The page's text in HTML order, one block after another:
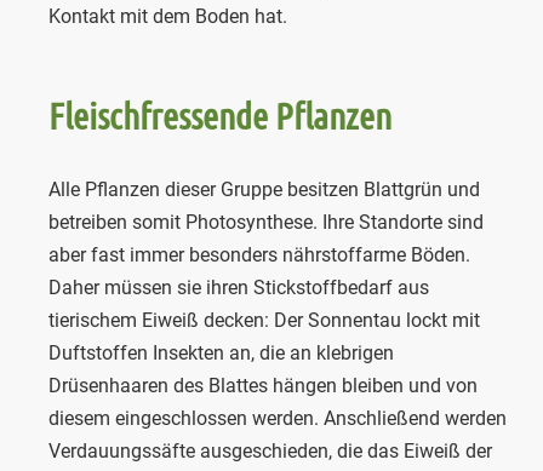
Kontakt mit dem Boden hat.
Fleischfressende Pflanzen
Alle Pflanzen dieser Gruppe besitzen Blattgrün und
betreiben somit Photosynthese. Ihre Standorte sind
aber fast immer besonders nährstoffarme Böden.
Daher müssen sie ihren Stickstoffbedarf aus
tierischem Eiweiß decken: Der Sonnentau lockt mit
Duftstoffen Insekten an, die an klebrigen
Drüsenhaaren des Blattes hängen bleiben und von
diesem eingeschlossen werden. Anschließend werden
Verdauungssäfte ausgeschieden, die das Eiweiß der